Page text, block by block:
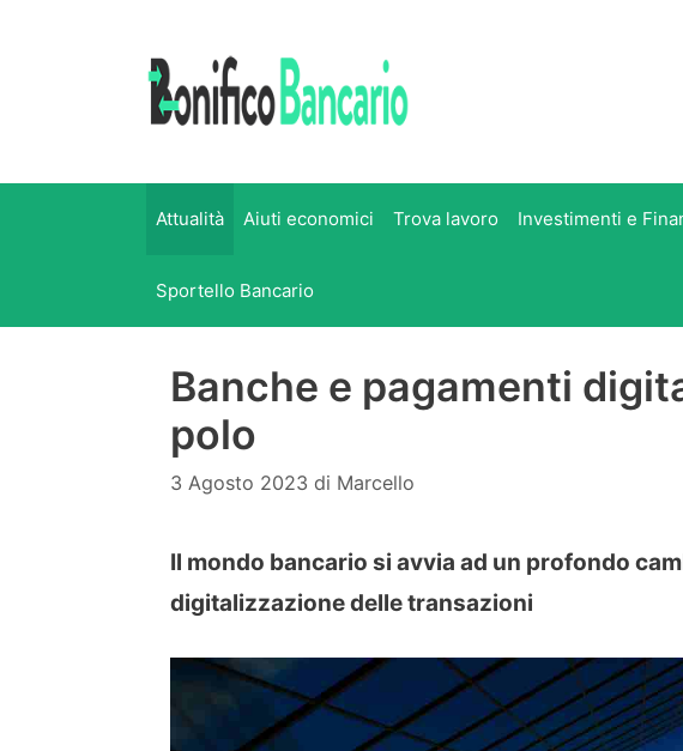
Attualità Aiuti economici Trova lavoro Investimenti e
Sportello Bancario
Banche e pagamenti
polo
3 Agosto 2023 di Marcello
Il mondo bancario si avvia ad un profondo
digitalizzazione delle transazioni